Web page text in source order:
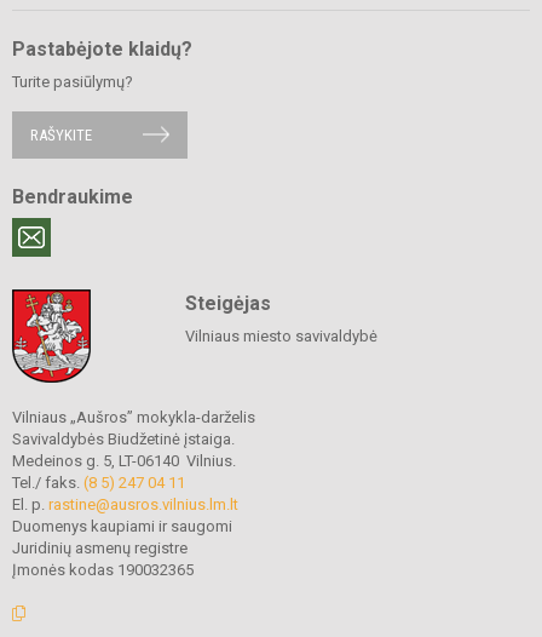
Pastabėjote klaidų?
Turite pasiūlymų?
RAŠYKITE
Bendraukime
Steigėjas
Vilniaus miesto savivaldybė
Vilniaus „Aušros” mokykla-darželis
Savivaldybės Biudžetinė įstaiga.
Medeinos g. 5, LT-06140 Vilnius.
Tel./ faks. (8 5) 247 04 11
El. p. rastine@ausros.vilnius.lm.lt
Duomenys kaupiami ir saugomi
Juridinių asmenų registre
Įmonės kodas 190032365